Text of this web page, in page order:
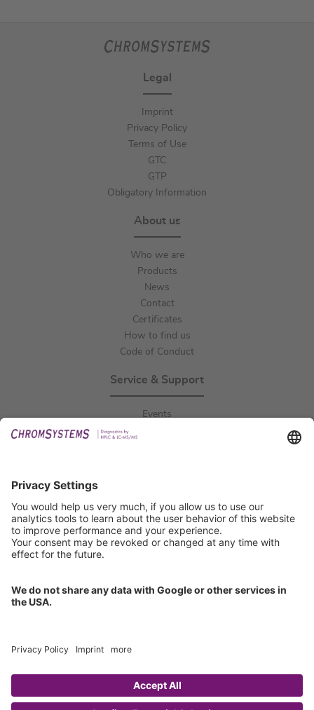
Legal
Imprint
Privacy Policy
Terms of Use
GTC
GTP
Obligatory Information
About us
Who we are
Products
News
Contact
Certificates
How to find us
Code of Conduct
Service & Support
Events
Certification
ISO 9001 Certificate